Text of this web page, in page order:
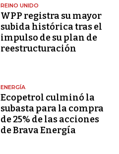
REINO UNIDO
WPP registra su mayor
subida histórica tras el
impulso de su plan de
reestructuración
ENERGÍA
Ecopetrol culminó la
subasta para la compra
de 25% de las acciones
de Brava Energía